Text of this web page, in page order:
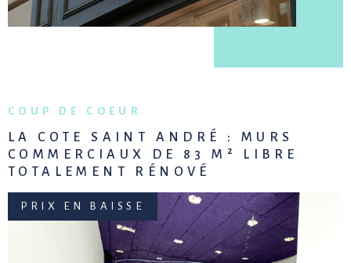
COUP DE COEUR
LA COTE SAINT ANDRÉ : MURS
COMMERCIAUX DE 83 M² LIBRE
TOTALEMENT RÉNOVÉ
PRIX EN BAISSE